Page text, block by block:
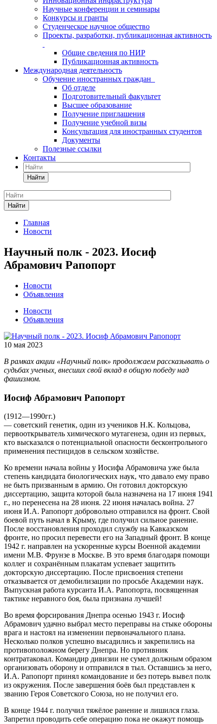
Научные конференции и семинары
Конкурсы и гранты
Студенческое научное общество
Проекты, разработки, публикационная активность
Общие сведения по НИР
Публикационная активность
Международная деятельность
Обучение иностранных граждан
Об отделе
Подготовительный факультет
Высшее образование
Получение приглашения
Получение учебной визы
Консультация для иностранных студентов
Документы
Полезные ссылки
Контакты
Найти
Найти
Главная
Новости
Научный полк - 2023. Иосиф
Абрамович Рапопорт
Новости
Объявления
Новости
Объявления
10 мая 2023
В рамках акции «Научный полк» продолжаем рассказывать о
судьбах ученых, внесших свой вклад в общую победу над
фашизмом.
Иосиф Абрамович Рапопорт
(1912—1990гг.)
— советский генетик, один из учеников Н.К. Кольцова,
первооткрыватель химического мутагенеза, один из первых,
кто высказался о потенциальной опасности бесконтрольного
применения пестицидов в сельском хозяйстве.
Ко времени начала войны у Иосифа Абрамовича уже была
степень кандидата биологических наук, что давало ему право
не быть призванным в армию. Он готовил докторскую
диссертацию, защита которой была назначена на 17 июня 1941
г., но перенесена на 28 июня. 22 июня началась война. 27
июня И.А. Рапопорт добровольно отправился на фронт. Свой
боевой путь начал в Крыму, где получил сильное ранение.
После восстановления проходил службу на Кавказском
фронте, но просил перевести его на Западный фронт. В конце
1942 г. направлен на ускоренные курсы Военной академии
имени М.В. Фрунзе в Москве. В это время благодаря помощи
коллег и сохранённым плакатам успевает защитить
докторскую диссертацию. После присвоения степени
отказывается от демобилизации по просьбе Академии наук.
Выпускная работа курсанта И.А. Рапопорта, посвященная
тактике неравного боя, была признана лучшей!
Во время форсирования Днепра осенью 1943 г. Иосиф
Абрамович удачно выбрал место переправы на стыке обороны
врага и настоял на изменении первоначального плана.
Несколько полков успешно высадились и закрепились на
противоположном берегу Днепра. Но противник
контратаковал. Командир дивизии не сумел должным образом
организовать оборону и отправился в тыл. Оставшись за него,
И.А. Рапопорт принял командование и без потерь вывел полк
из окружения. После завершения боёв был представлен к
званию Героя Советского Союза, но не получил его.
В конце 1944 г. получил тяжёлое ранение и лишился глаза.
Запретил проводить себе операцию пока не окажут помощь